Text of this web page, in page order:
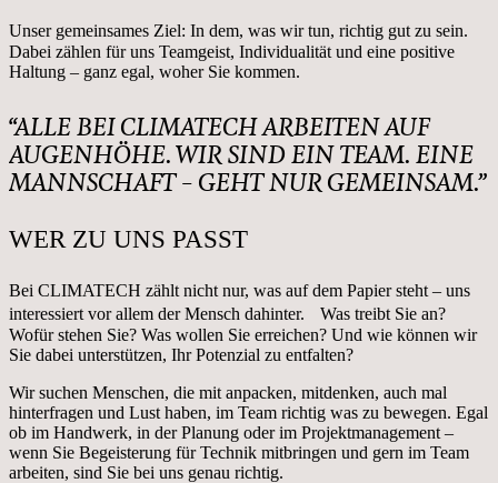
Unser gemeinsames Ziel: In dem, was wir tun, richtig gut zu sein.
Dabei zählen für uns Teamgeist, Individualität und eine positive
Haltung – ganz egal, woher Sie kommen.
“ALLE BEI CLIMATECH ARBEITEN AUF
AUGENHÖHE. WIR SIND EIN TEAM. EINE
MANNSCHAFT – GEHT NUR GEMEINSAM.”
WER ZU UNS PASST
Bei CLIMATECH zählt nicht nur, was auf dem Papier steht – uns
interessiert vor allem der Mensch dahinter. Was treibt Sie an?
Wofür stehen Sie? Was wollen Sie erreichen? Und wie können wir
Sie dabei unterstützen, Ihr Potenzial zu entfalten?
Wir suchen Menschen, die mit anpacken, mitdenken, auch mal
hinterfragen und Lust haben, im Team richtig was zu bewegen. Egal
ob im Handwerk, in der Planung oder im Projektmanagement –
wenn Sie Begeisterung für Technik mitbringen und gern im Team
arbeiten, sind Sie bei uns genau richtig.